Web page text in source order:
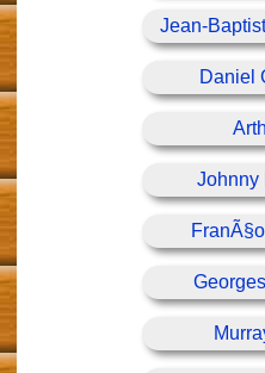
Jean-
Daniel
Johnny